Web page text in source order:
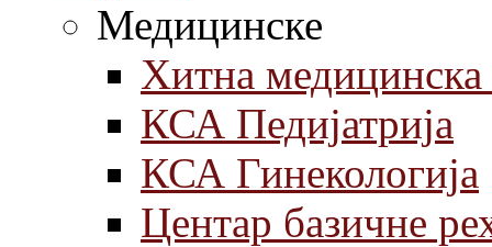
Медицинске
Хитна
КСА Педијатрија
КСА Гинекологија
Центар базичне